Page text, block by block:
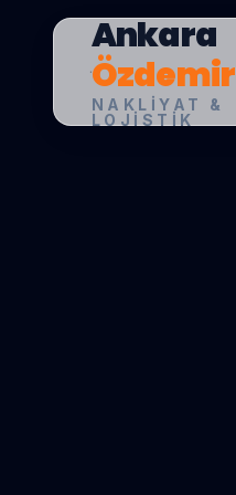
Ankara
Özdemir
NAKLIYAT &
LOJISTIK